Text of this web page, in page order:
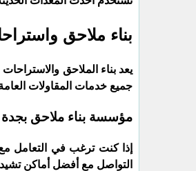
بناء ملاحق
يعد بناء الملاحق
جميع خدمات المقاولات
مؤسسة بناء ملاحق بجدة
إذا كنت ترغب في التعامل
التواصل مع أفضل أماكن تشيد